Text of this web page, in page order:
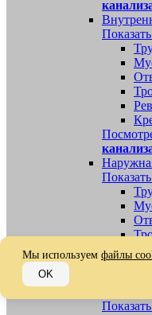
Мы используем файлы
OK